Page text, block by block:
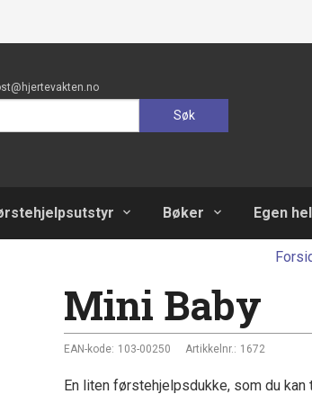
Søk
Bøker Egen
Mini Baby
EAN-kode: 103-00250 Artikkelnr.: 1672
En liten førstehjelpsdukke, som du